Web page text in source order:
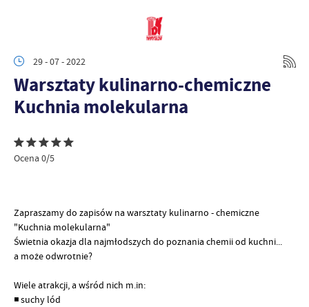
29 - 07 - 2022
Warsztaty kulinarno-chemiczne
Kuchnia molekularna
Ocena 0/5
Zapraszamy do zapisów na warsztaty kulinarno - chemiczne
"Kuchnia molekularna"
Świetnia okazja dla najmłodszych do poznania chemii od kuchni...
a może odwrotnie?
Wiele atrakcji, a wśród nich m.in:
◾️ suchy lód